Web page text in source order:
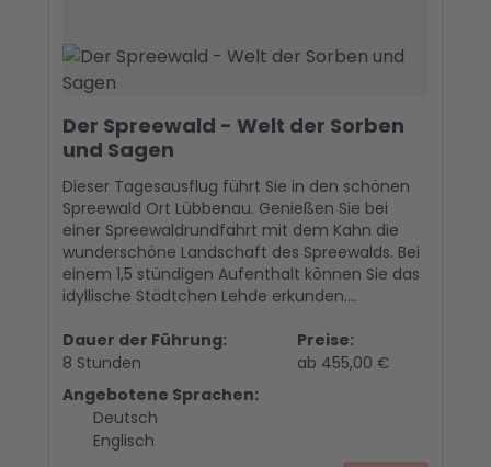
Der Spreewald - Welt der Sorben
und Sagen
Dieser Tagesausflug führt Sie in den schönen
Spreewald Ort Lübbenau. Genießen Sie bei
einer Spreewaldrundfahrt mit dem Kahn die
wunderschöne Landschaft des Spreewalds. Bei
einem 1,5 stündigen Aufenthalt können Sie das
idyllische Städtchen Lehde erkunden....
Dauer der Führung:
8 Stunden
Angebotene Sprachen:
Deutsch
Englisch
Preise:
ab 455,00 €